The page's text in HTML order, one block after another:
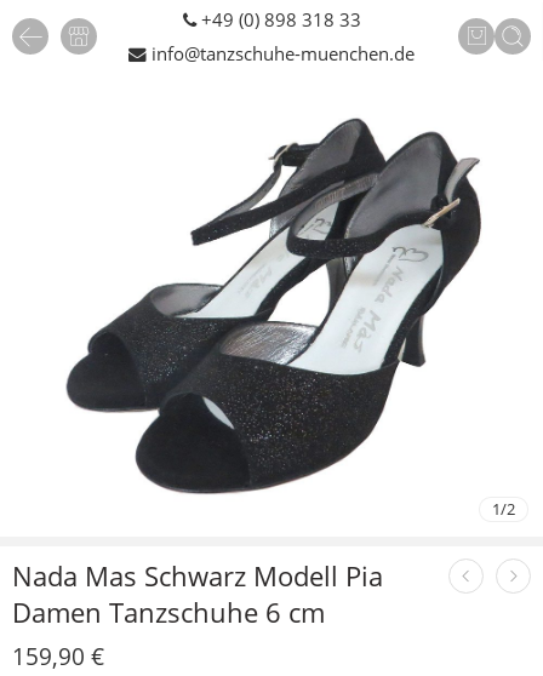
+49 (0) 898 318 33
info@tanzschuhe-muenchen.de
1/2
Nada Mas Schwarz Modell Pia
Damen Tanzschuhe 6 cm
159,90 €